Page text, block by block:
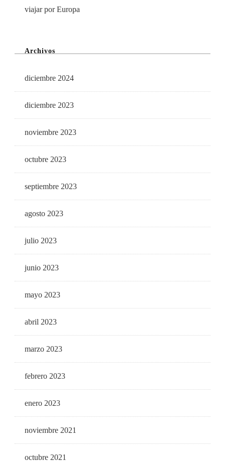
viajar por Europa
Archivos
diciembre 2024
diciembre 2023
noviembre 2023
octubre 2023
septiembre 2023
agosto 2023
julio 2023
junio 2023
mayo 2023
abril 2023
marzo 2023
febrero 2023
enero 2023
noviembre 2021
octubre 2021